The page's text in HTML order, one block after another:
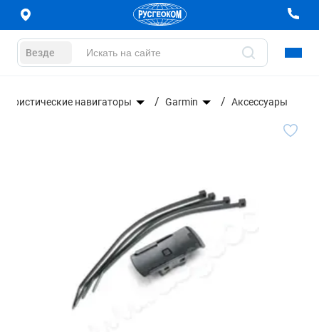
Везде
Туристические навигаторы Garmin Аксессуары